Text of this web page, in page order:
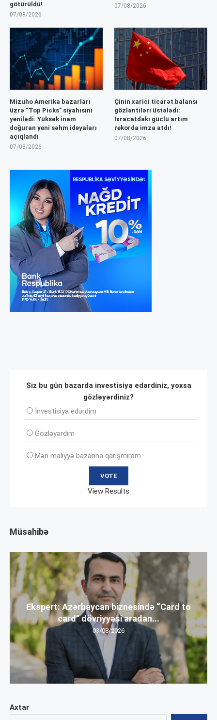
Axtar
götürüldü!
07/08/2026
07/08/2026
Mizuho Amerika bazarları
üzrə “Top Picks” siyahısını
yenilədi: Yüksək inam
doğuran yeni səhm ideyaları
açıqlandı
07/08/2026
Çinin xarici ticarət balansı
gözləntiləri üstələdi:
İxracatdakı güclü artım
rekorda imza atdı!
07/08/2026
Siz bu gün bazarda investisiya edərdiniz, yoxsa
gözləyərdiniz?
İnvеstisiya edərdim
Gözləyərdim
Mən maliyyə bazarına qarışmıram
View Results
Müsahibə
Ekspert: Azərbaycan biznesində “Card to
card” dövriyyəsi aradan...
03/08/2026